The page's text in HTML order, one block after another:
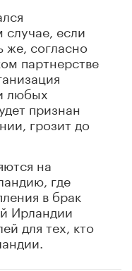
случае, если
же, согласно
партнерстве
любых
признан
грозит до
на
где
в брак
Ирландии
для тех, кто